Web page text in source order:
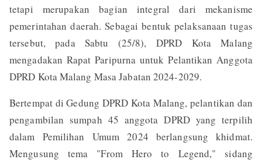
tetapi merupakan bagian integral dari mekanisme
pemerintahan daerah. Sebagai bentuk pelaksanaan tugas
tersebut, pada Sabtu (25/8), DPRD Kota Malang
mengadakan Rapat Paripurna untuk Pelantikan Anggota
DPRD Kota Malang Masa Jabatan 2024-2029.
Bertempat di Gedung DPRD Kota Malang, pelantikan dan
pengambilan sumpah 45 anggota DPRD yang terpilih
dalam Pemilihan Umum 2024 berlangsung khidmat.
Mengusung tema "From Hero to Legend," sidang